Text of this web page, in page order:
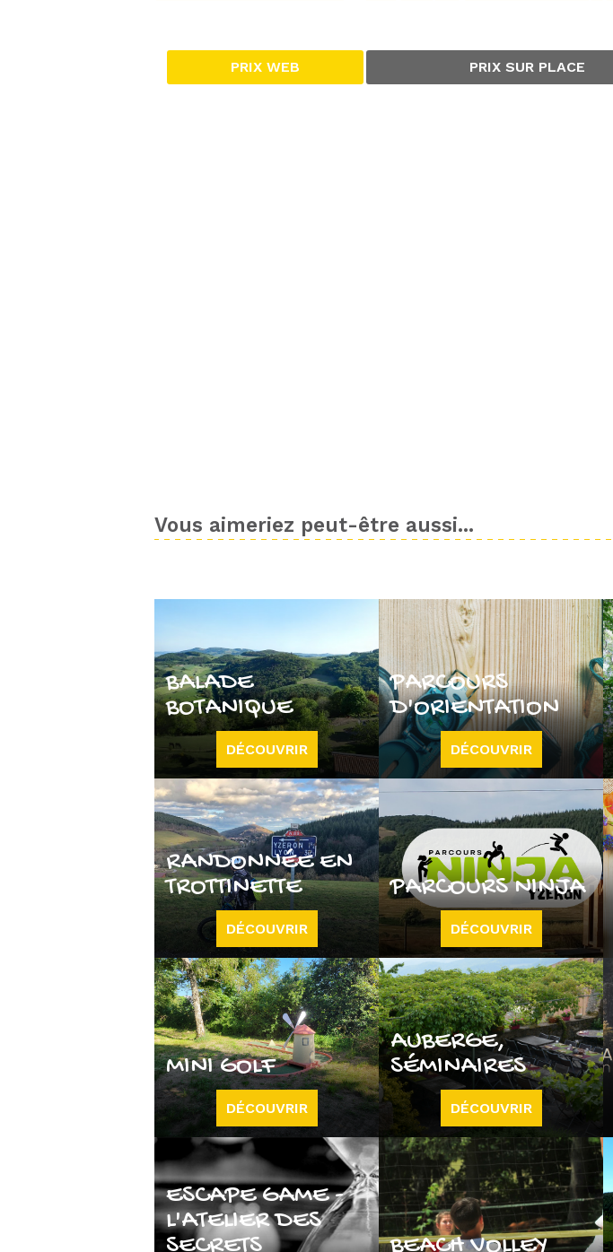
PRIX WEB PRIX SUR PLACE
Vous aimeriez peut-être aussi...
BALADE
BOTANIQUE
DÉCOUVRIR
PARCOURS
D'ORIENTATION
DÉCOUVRIR
RANDONNÉE EN
TROTTINETTE
DÉCOUVRIR
PARCOURS NINJA
DÉCOUVRIR
MINI GOLF
DÉCOUVRIR
AUBERGE,
SÉMINAIRES
DÉCOUVRIR
ESCAPE GAME -
L'ATELIER DES